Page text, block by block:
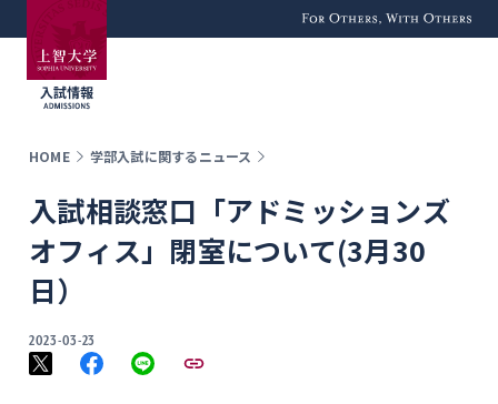
For Others, With
Others
HOME 学部入試に関するニュース
入試相談窓口「アドミッションズ
オフィス」閉室について(3月30
日）
2023-03-23